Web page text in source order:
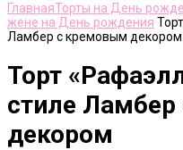
ГлавнаяТорты на День
жене на День рождения
Ламбер с кремовым декором
Торт
стиле
декором